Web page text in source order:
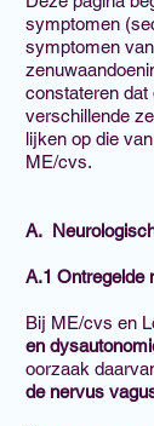
symptomen
symptomen
constateren
verschillende
lijken op die
ME/cvs.
A.
A.1 Ontregelde
Bij ME/cvs en
en
oorzaak
de nervus